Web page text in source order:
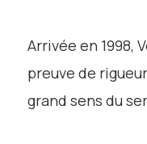
Arrivée en 1998,
preuve de
grand sens du